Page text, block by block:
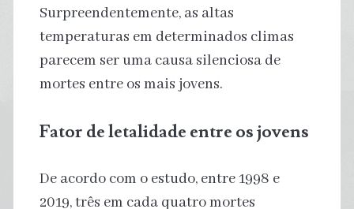
Surpreendentemente, as altas
temperaturas em determinados climas
parecem ser uma causa silenciosa de
mortes entre os mais jovens.
Fator de letalidade entre os jovens
De acordo com o estudo, entre 1998 e
2019, três em cada quatro mortes